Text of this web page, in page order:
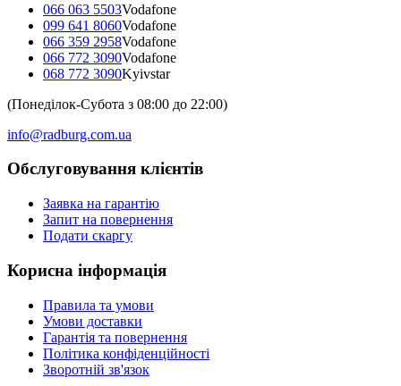
066 063 5503Vodafone
099 641 8060Vodafone
066 359 2958Vodafone
066 772 3090Vodafone
068 772 3090Kyivstar
(Понеділок-Субота з 08:00 до 22:00)
info@radburg.com.ua
Обслуговування клієнтів
Заявка на гарантію
Запит на повернення
Подати скаргу
Корисна інформація
Правила та умови
Умови доставки
Гарантія та повернення
Політика конфіденційності
Зворотній зв'язок